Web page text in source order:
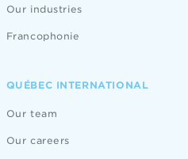
Our industries
Francophonie
QUÉBEC INTERNATIONAL
Our team
Our careers